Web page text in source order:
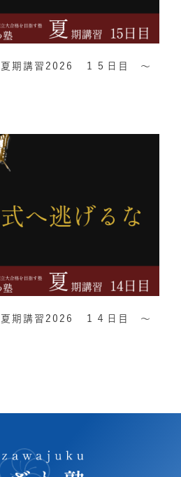
夏期講習2026 １５日目 ～
夏期講習2026 １４日目 ～